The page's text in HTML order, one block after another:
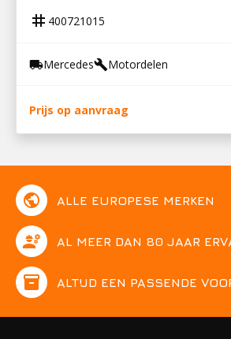
tag 400721015
local_shippingMercedesbuildMotordelen
Prijs op aanvraag
public ALLE EUROPESE MERKEN
engineering AL MEER DAN 80 JAAR
inventory ALTIJD EEN PASSENDE